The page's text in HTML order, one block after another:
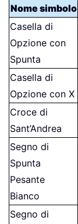
Nome simbolo
Casella di
Opzione con
Spunta
Casella di
Opzione con X
Croce di
Sant’Andrea
Segno di
Spunta
Pesante
Bianco
Segno di